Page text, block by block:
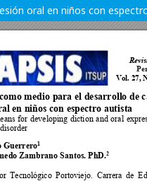
oral en niños con